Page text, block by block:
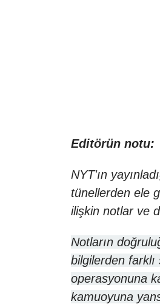
Editörün notu:
NYT'ın
tünellerden ele
ilişkin notlar ve
Notların
bilgilerden
operasyonuna
kamuoyuna